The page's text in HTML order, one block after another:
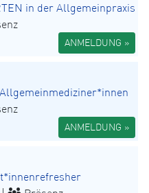
in der Allgemeinpraxis
ANMELDUNG »
Allgemeinmediziner*innen
ANMELDUNG »